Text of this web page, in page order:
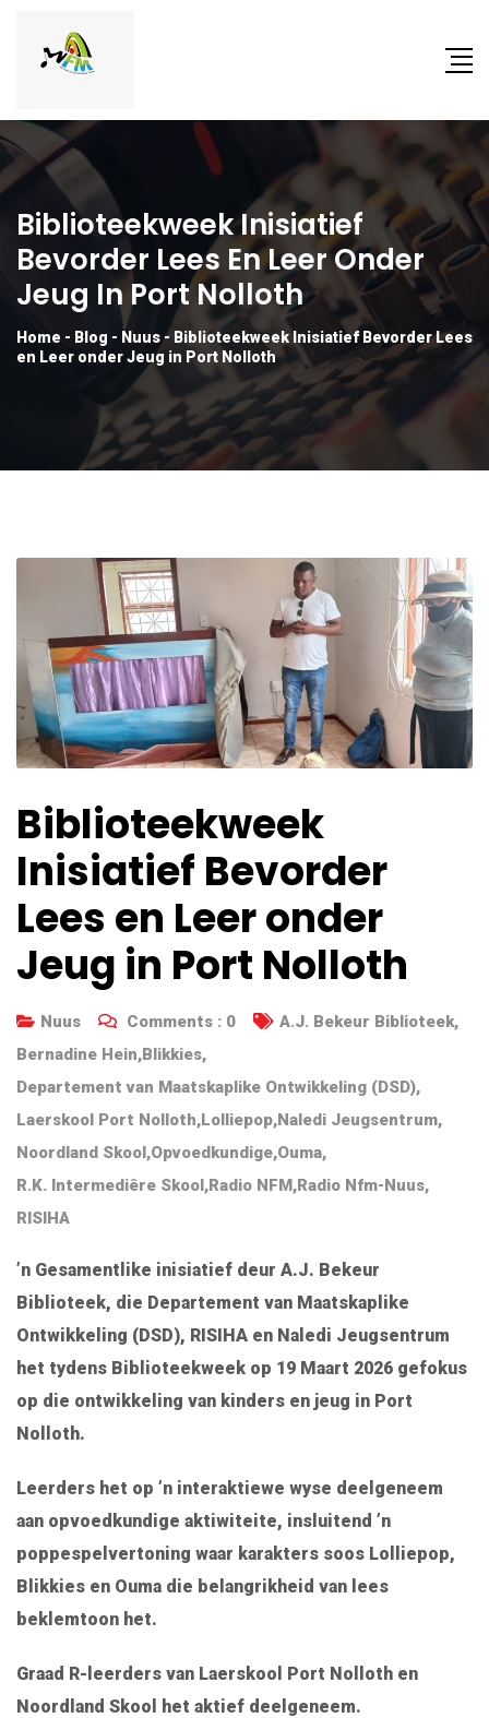
Biblioteekweek Inisiatief
Bevorder Lees En Leer Onder
Jeug In Port Nolloth
Home - Blog - Nuus- Biblioteekweek Inisiatief Bevorder Lees
en Leer onder Jeug in Port Nolloth
Biblioteekweek
Inisiatief Bevorder
Lees en Leer onder
Jeug in Port Nolloth
Nuus Comments : 0 A.J. Bekeur Biblioteek,
Bernadine Hein,Blikkies,
Departement van Maatskaplike Ontwikkeling (DSD),
Laerskool Port Nolloth,Lolliepop,Naledi Jeugsentrum,
Noordland Skool,Opvoedkundige,Ouma,
R.K. Intermediêre Skool,Radio NFM,Radio Nfm-Nuus,
RISIHA
’n Gesamentlike inisiatief deur A.J. Bekeur
Biblioteek, die Departement van Maatskaplike
Ontwikkeling (DSD), RISIHA en Naledi Jeugsentrum
het tydens Biblioteekweek op 19 Maart 2026 gefokus
op die ontwikkeling van kinders en jeug in Port
Nolloth.
Leerders het op ’n interaktiewe wyse deelgeneem
aan opvoedkundige aktiwiteite, insluitend ’n
poppespelvertoning waar karakters soos Lolliepop,
Blikkies en Ouma die belangrikheid van lees
beklemtoon het.
Graad R-leerders van Laerskool Port Nolloth en
Noordland Skool
het aktief deelgeneem.